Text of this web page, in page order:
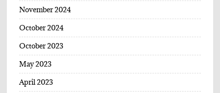
November 2024
October 2024
October 2023
May 2023
April 2023